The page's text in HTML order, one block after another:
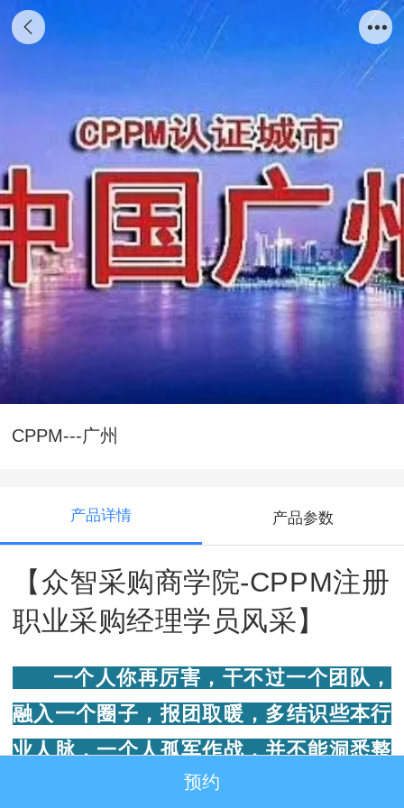
CPPM---广州
产品详情 产品参数
【众智采购商学院-CPPM注册
职业采购经理学员风采】
一个人你再厉害，干不过一个团队，
融入一个圈子，报团取暖，多结识些本行
业人脉，一个人孤军作战，并不能洞悉整
个采购行业的命脉，加入众智CPPM采购
预约